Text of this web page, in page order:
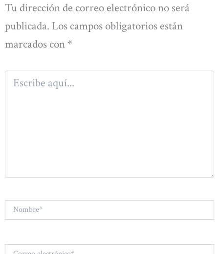
Tu dirección de correo electrónico no será
publicada. Los campos obligatorios están
marcados con *
Escribe
aquí...
Nombre*